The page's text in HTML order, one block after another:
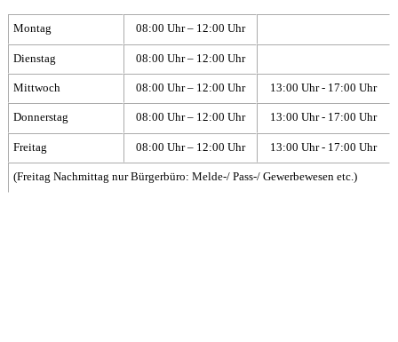
Montag 08:00 Uhr – 12:00 Uhr
Dienstag 08:00 Uhr – 12:00 Uhr
Mittwoch 08:00 Uhr – 12:00 Uhr 13:00 Uhr - 17:00 Uhr
Donnerstag 08:00 Uhr – 12:00 Uhr 13:00 Uhr - 17:00 Uhr
Freitag 08:00 Uhr – 12:00 Uhr 13:00 Uhr - 17:00 Uhr
(Freitag Nachmittag nur Bürgerbüro: Melde-/ Pass-/ Gewerbewesen etc.)